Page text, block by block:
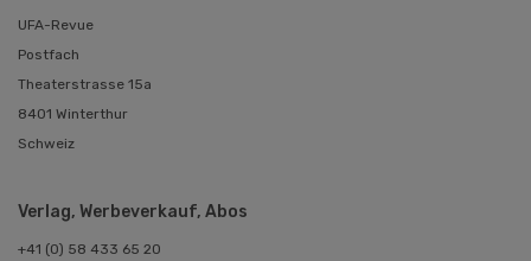
UFA-Revue
Postfach
Theaterstrasse 15a
8401 Winterthur
Schweiz
Verlag, Werbeverkauf, Abos
+41 (0) 58 433 65 20